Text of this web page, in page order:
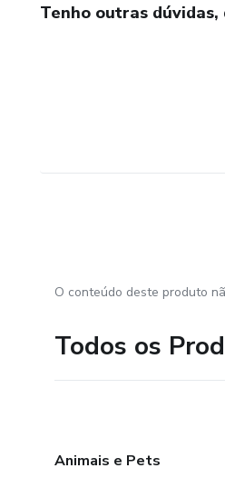
Tenho outras dúvidas,
O conteúdo deste produto
Todos os
Animais e Pets